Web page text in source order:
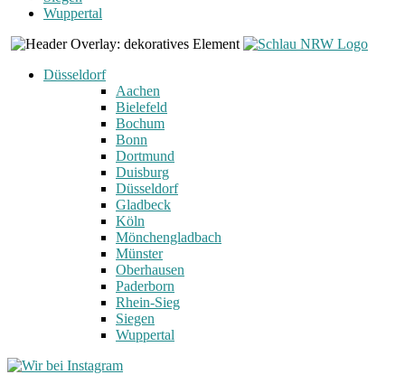
Wuppertal
Düsseldorf
Aachen
Bielefeld
Bochum
Bonn
Dortmund
Duisburg
Düsseldorf
Gladbeck
Köln
Mönchengladbach
Münster
Oberhausen
Paderborn
Rhein-Sieg
Siegen
Wuppertal